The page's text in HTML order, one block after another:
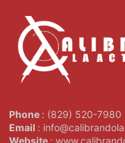
Phone : (829) 520-7980
Email :